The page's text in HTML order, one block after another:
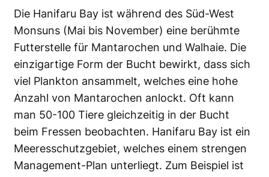
Die Hanifaru Bay ist während des Süd-West
Monsuns (Mai bis November) eine berühmte
Futterstelle für Mantarochen und Walhaie. Die
einzigartige Form der Bucht bewirkt, dass sich
viel Plankton ansammelt, welches eine hohe
Anzahl von Mantarochen anlockt. Oft kann
man 50-100 Tiere gleichzeitig in der Bucht
beim Fressen beobachten. Hanifaru Bay ist ein
Meeresschutzgebiet, welches einem strengen
Management-Plan unterliegt. Zum Beispiel ist